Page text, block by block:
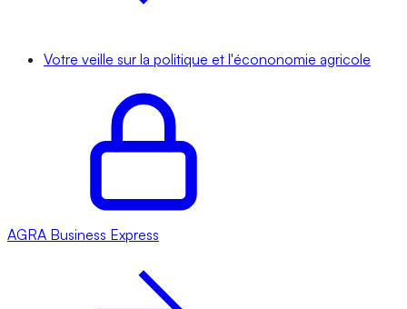
Votre veille sur la politique et l'écononomie agricole
AGRA Business Express